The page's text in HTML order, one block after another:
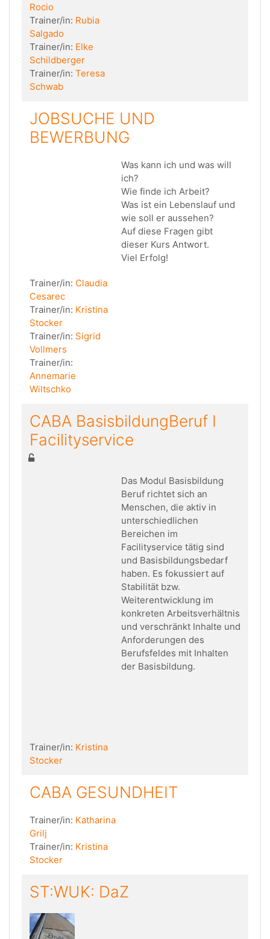
Rocio
Trainer/in: Rubia
Salgado
Trainer/in: Elke
Schildberger
Trainer/in: Teresa
Schwab
JOBSUCHE UND
BEWERBUNG
Was kann ich und was will
ich?
Wie finde ich Arbeit?
Was ist ein Lebenslauf und
wie soll er aussehen?
Auf diese Fragen gibt
dieser Kurs Antwort.
Viel Erfolg!
Trainer/in: Claudia
Cesarec
Trainer/in: Kristina
Stocker
Trainer/in: Sigrid
Vollmers
Trainer/in:
Annemarie
Wiltschko
CABA BasisbildungBeruf I
Facilityservice
Das Modul Basisbildung
Beruf richtet sich an
Menschen, die aktiv in
unterschiedlichen
Bereichen im
Facilityservice tätig sind
und Basisbildungsbedarf
haben. Es fokussiert auf
Stabilität bzw.
Weiterentwicklung im
konkreten Arbeitsverhältnis
und verschränkt Inhalte und
Anforderungen des
Berufsfeldes mit Inhalten
der Basisbildung.
Trainer/in: Kristina
Stocker
CABA GESUNDHEIT
Trainer/in: Katharina
Grilj
Trainer/in: Kristina
Stocker
ST:WUK: DaZ